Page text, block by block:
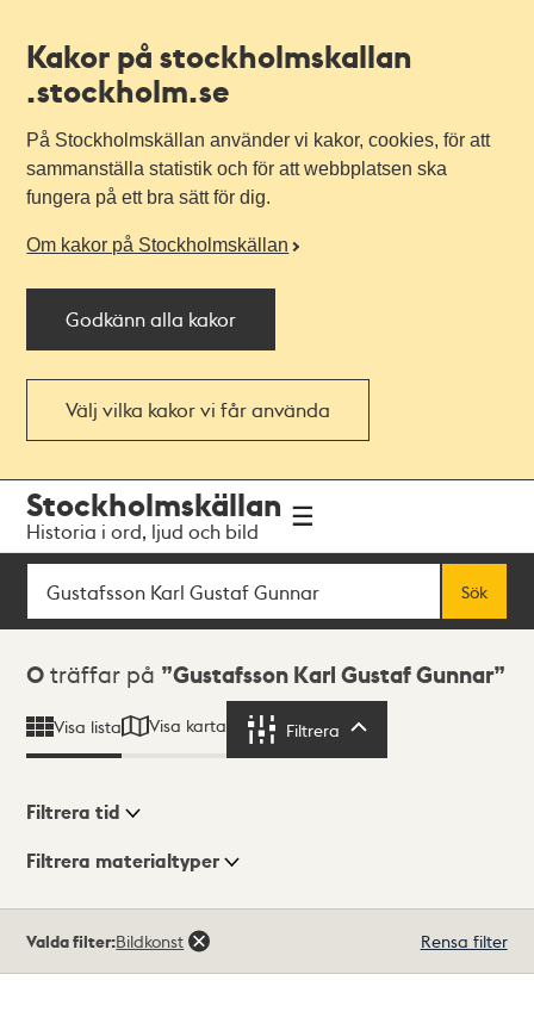
Kakor på stockholmskallan
.stockholm.se
På Stockholmskällan använder vi kakor, cookies, för att
sammanställa statistik och för att webbplatsen ska
fungera på ett bra sätt för dig.
Om kakor på Stockholmskällan
Godkänn alla kakor
Välj vilka kakor vi får använda
navigationen
huvudinnehållet
Stockholmskällan
Historia i ord, ljud och bild
Sök
Sök
Sökresultat
0 träffar på Gustafsson Karl Gustaf Gunnar
Visa lista Visa karta Filtrera
Visningsläge
Filtrera tid
Filtrera materialtyper
träffar
Valda filter:Bildkonst Rensa filter